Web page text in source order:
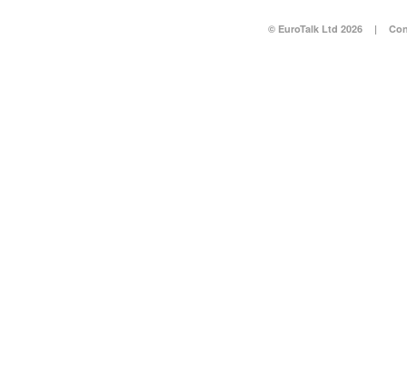
© EuroTalk Ltd 2026 |